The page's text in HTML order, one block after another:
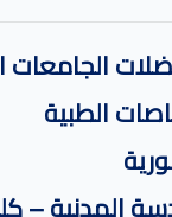
الجامعات
الطبية
المدنية –